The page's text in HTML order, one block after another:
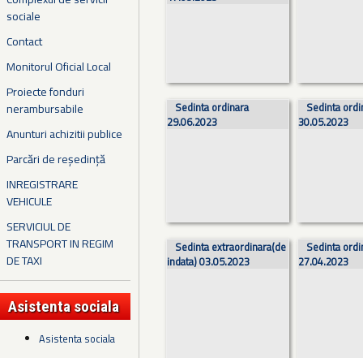
sociale
Contact
Monitorul Oficial Local
Proiecte fonduri
nerambursabile
Anunturi achizitii publice
Parcări de reședință
INREGISTRARE
VEHICULE
SERVICIUL DE
TRANSPORT IN REGIM
DE TAXI
Asistenta sociala
Asistenta sociala
Sedinta ordinara
29.06.2023
Sedinta
30.05.2023
Sedinta extraordinara(de
indata) 03.05.2023
Sedinta
27.04.2023